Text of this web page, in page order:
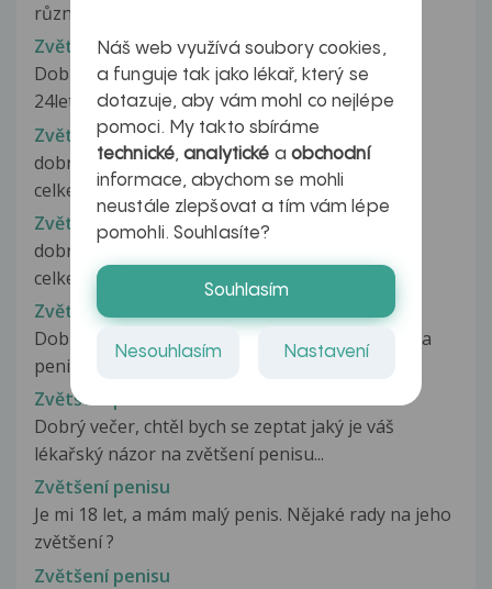
různým prostředkům v tabletách...
Zvětšení penisu
Dobrý den, mám problém s penisem ve svých
24letech mám penis jen necelejch 13cm....
Zvětšení penisu
dobrý den chtěl sem se zeptat , je 25 let a mám
celkem malý penis (14,5 cm)...
Zvětšení penisu
dobrý den chtěl sem se zeptat , je 25 let a mám
celkem malý penis (14,5 cm)...
Zvětšení penisu
Dobrý den, chtěl bych znát váš nazor na cviky na
penis konkrotně jelqing a Kegelovy...
Zvětšení penisu
Dobrý večer, chtěl bych se zeptat jaký je váš
lékařský názor na zvětšení penisu...
Zvětšení penisu
Je mi 18 let, a mám malý penis. Nějaké rady na jeho
zvětšení ?
Zvětšení penisu
Náš web využívá soubory cookies,
a funguje tak jako lékař, který se
dotazuje, aby vám mohl co nejlépe
pomoci. My takto sbíráme
technické,analytické a obchodní
informace, abychom se mohli
neustále zlepšovat a tím vám lépe
pomohli. Souhlasíte?
Souhlasím
Nesouhlasím Nastavení